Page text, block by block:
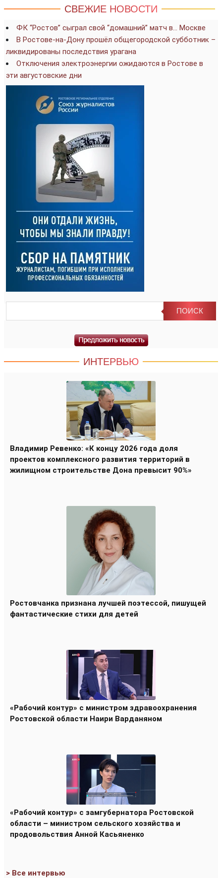
СВЕЖИЕ НОВОСТИ
ФК “Ростов” сыграл свой “домашний” матч в… Москве
В Ростове-на-Дону прошёл общегородской субботник –
ликвидированы последствия урагана
Отключения электроэнергии ожидаются в Ростове в
эти августовские дни
ИНТЕРВЬЮ
Владимир Ревенко: «К концу 2026 года доля
проектов комплексного развития территорий в
жилищном строительстве Дона превысит 90%»
Ростовчанка признана лучшей поэтессой, пишущей
фантастические стихи для детей
«Рабочий контур» с министром здравоохранения
Ростовской области Наири Варданяном
«Рабочий контур» с замгубернатора Ростовской
области – министром сельского хозяйства и
продовольствия Анной Касьяненко
> Все интервью